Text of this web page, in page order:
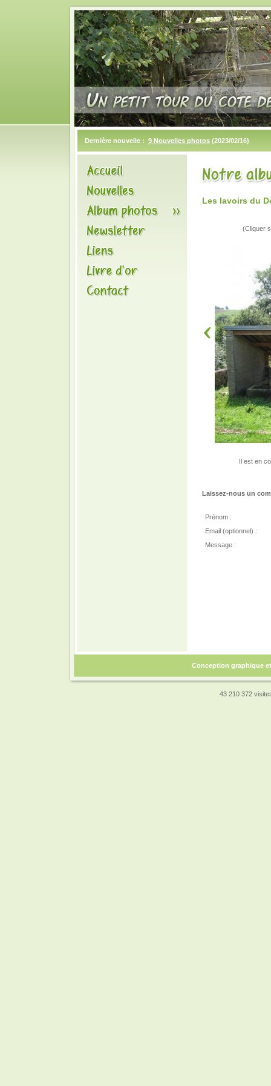
Dernière nouvelle : 9 Nouvelles photos (2023/02/16)
Les lavoirs du
(Cliquer
Il est en
Laissez-nous un
Prénom :
Email (optionnel) :
Message :
Conception graphique
43 210 372